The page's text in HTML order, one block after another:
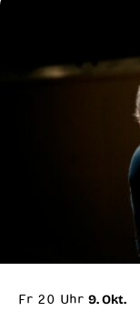
Fr 20 Uhr 9. Okt.